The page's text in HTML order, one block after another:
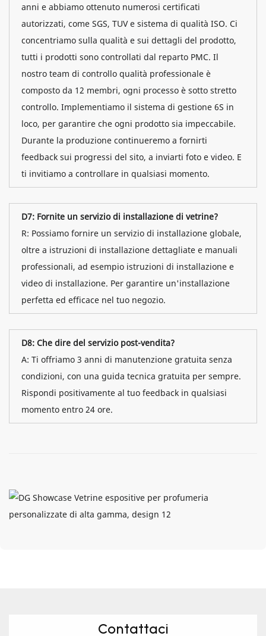
anni e abbiamo ottenuto numerosi certificati
autorizzati, come SGS, TUV e sistema di qualità ISO. Ci
concentriamo sulla qualità e sui dettagli del prodotto,
tutti i prodotti sono controllati dal reparto PMC. Il
nostro team di controllo qualità professionale è
composto da 12 membri, ogni processo è sotto stretto
controllo. Implementiamo il sistema di gestione 6S in
loco, per garantire che ogni prodotto sia impeccabile.
Durante la produzione continueremo a fornirti
feedback sui progressi del sito, a inviarti foto e video. E
ti invitiamo a controllare in qualsiasi momento.
D7: Fornite un servizio di installazione di vetrine?
R: Possiamo fornire un servizio di installazione globale,
oltre a istruzioni di installazione dettagliate e manuali
professionali, ad esempio istruzioni di installazione e
video di installazione. Per garantire un'installazione
perfetta ed efficace nel tuo negozio.
D8: Che dire del servizio post-vendita?
A: Ti offriamo 3 anni di manutenzione gratuita senza
condizioni, con una guida tecnica gratuita per sempre.
Rispondi positivamente al tuo feedback in qualsiasi
momento entro 24 ore.
Contattaci